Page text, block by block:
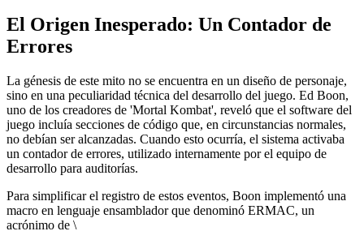
El Origen Inesperado: Un Contador de
Errores
La génesis de este mito no se encuentra en un diseño de personaje,
sino en una peculiaridad técnica del desarrollo del juego. Ed Boon,
uno de los creadores de 'Mortal Kombat', reveló que el software del
juego incluía secciones de código que, en circunstancias normales,
no debían ser alcanzadas. Cuando esto ocurría, el sistema activaba
un contador de errores, utilizado internamente por el equipo de
desarrollo para auditorías.
Para simplificar el registro de estos eventos, Boon implementó una
macro en lenguaje ensamblador que denominó ERMAC, un
acrónimo de \